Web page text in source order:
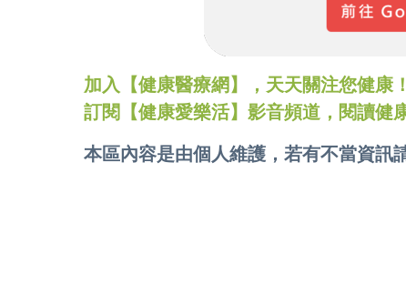
加入【健康醫療網】，天天關注您健
訂閱【健康愛樂活】影音頻道，閱讀健
本區內容是由個人維護，若有不當資訊